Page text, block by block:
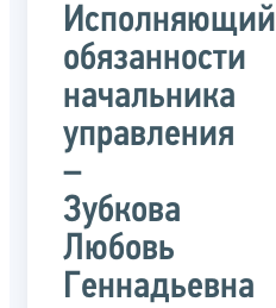
Исполняющий
обязанности
начальника
управления
–
Зубкова
Любовь
Геннадьевна